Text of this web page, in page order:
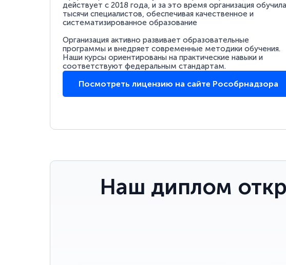
действует с 2018 года, и за это время организация обучила
тысячи специалистов, обеспечивая качественное и
систематизированное образование
Организация активно развивает образовательные
программы и внедряет современные методики обучения.
Наши курсы ориентированы на практические навыки и
соответствуют федеральным стандартам.
Посмотреть лицензию на сайте Рособрнадзора
Наш диплом